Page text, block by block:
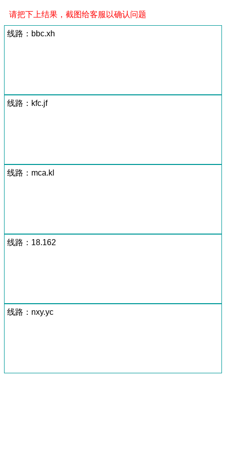
请把下上结果，截图给客服以确认问题
线路：bbc.xh
线路：kfc.jf
线路：mca.kl
线路：18.162
线路：nxy.yc